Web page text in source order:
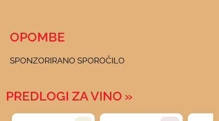
OPOMBE
SPONZORIRANO SPOROČILO
PREDLOGI ZA VINO